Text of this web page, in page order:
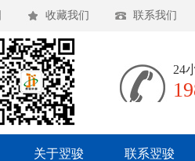
收藏我们 联系我们
24
关于翌骏 联系翌骏